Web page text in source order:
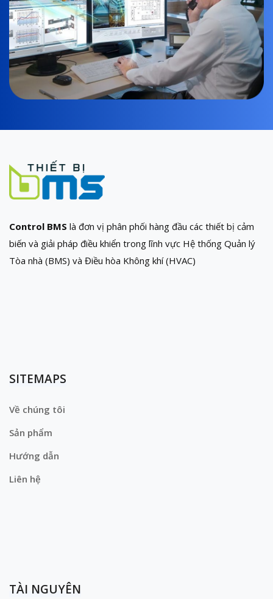
Control BMS là đơn vị phân phối hàng đầu các thiết bị cảm
biến và giải pháp điều khiển trong lĩnh vực Hệ thống Quản lý
Tòa nhà (BMS) và Điều hòa Không khí (HVAC)
SITEMAPS
Về chúng tôi
Sản phẩm
Hướng dẫn
Liên hệ
TÀI NGUYÊN